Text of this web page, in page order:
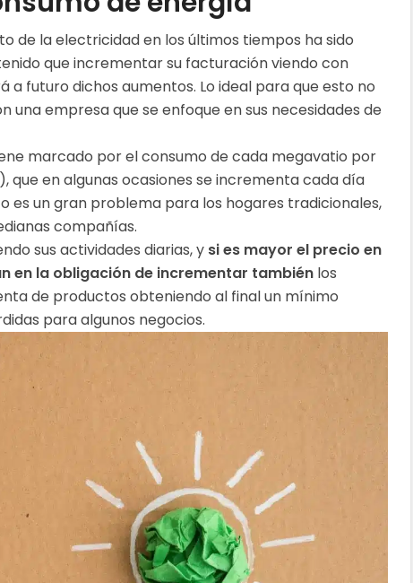
de la electricidad en los últimos tiempos ha sido
que incrementar su facturación viendo con
futuro dichos aumentos. Lo ideal para que esto no
empresa que se enfoque en sus necesidades de
marcado por el consumo de cada megavatio por
que en algunas ocasiones se incrementa cada día
es un gran problema para los hogares tradicionales,
compañías.
sus actividades diarias, y si es mayor el precio en
en la obligación de incrementar también los
de productos obteniendo al final un mínimo
para algunos negocios.